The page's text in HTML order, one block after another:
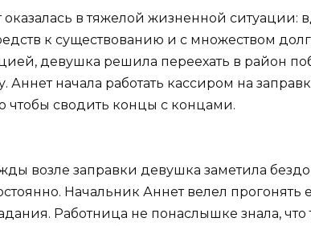
оказалась в тяжелой жизненной ситуации:
к существованию и с множеством
девушка решила переехать в район
Аннет начала работать кассиром на
чтобы сводить концы с концами.
возле заправки девушка заметила
Начальник Аннет велел прогонять
Работница не понаслышке знала, что